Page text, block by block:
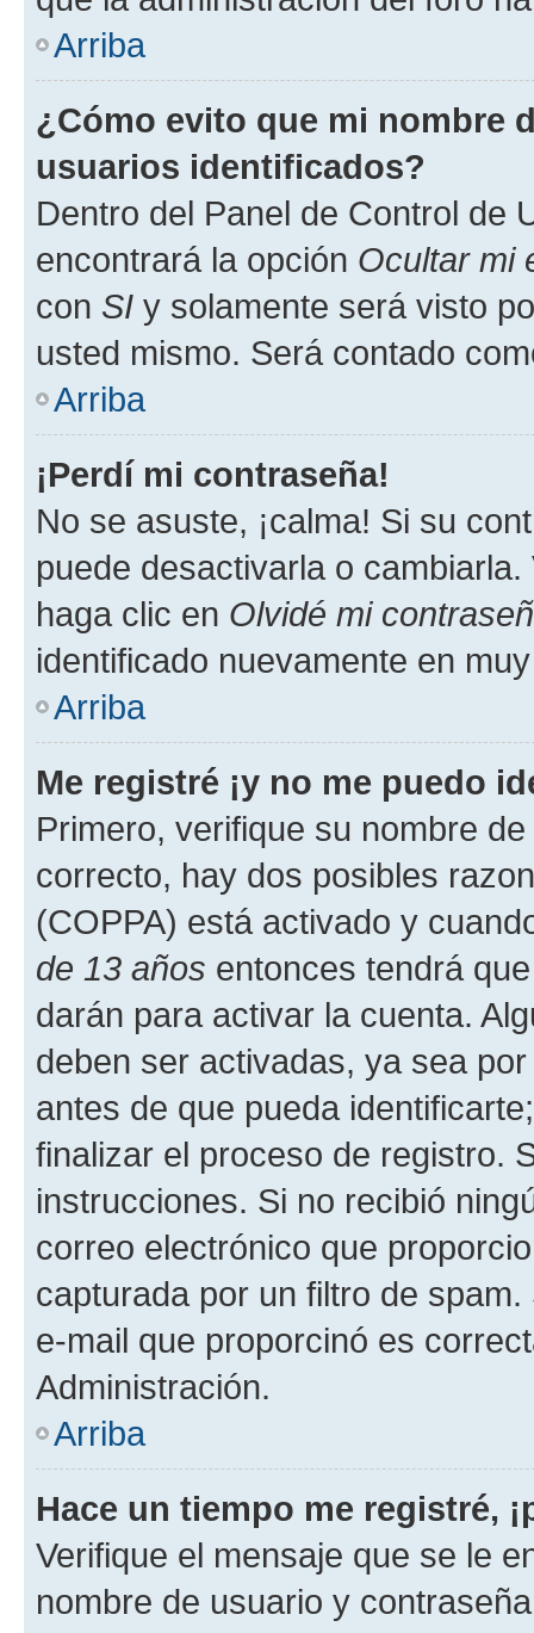
Arriba
¿Cómo evito que mi nombre
usuarios identificados?
Dentro del Panel de Control de
encontrará la opción Ocultar mi
con SI y solamente será visto
usted mismo. Será contado
Arriba
¡Perdí mi contraseña!
No se asuste, ¡calma! Si su
puede desactivarla o
haga clic en Olvidé mi
identificado nuevamente en
Arriba
Me registré ¡y no me puedo
Primero, verifique su nombre
correcto, hay dos posibles
(COPPA) está activado y
de 13 años entonces tendrá
darán para activar la cuenta.
deben ser activadas, ya sea
antes de que pueda
finalizar el proceso de registro.
instrucciones. Si no recibió
correo electrónico que
capturada por un filtro de
e-mail que proporcinó es
Administración.
Arriba
Hace un tiempo me registré,
Verifique el mensaje que se le
nombre de usuario y